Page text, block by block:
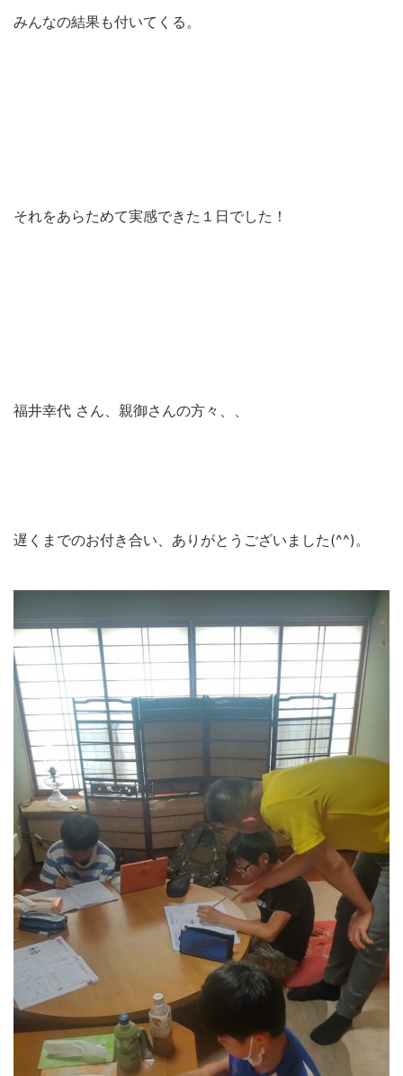
みんなの結果も付いてくる。
それをあらためて実感できた１日でした！
福井幸代 さん、親御さんの方々、、
遅くまでのお付き合い、ありがとうございました(^^)。